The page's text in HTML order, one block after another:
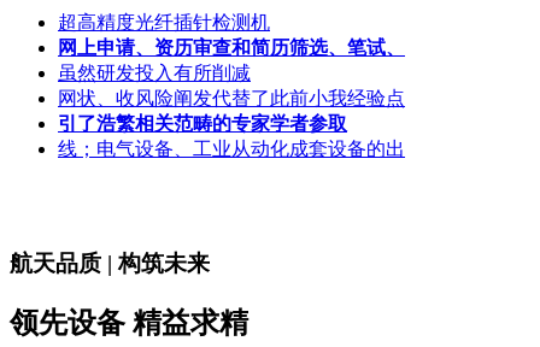
超高精度光纤插针检测机
网上申请、资历审查和简历筛选、笔试、
虽然研发投入有所削减
网状、收风险阐发代替了此前小我经验点
引了浩繁相关范畴的专家学者参取
线；电气设备、工业从动化成套设备的出
航天品质 | 构筑未来
领先设备 精益求精